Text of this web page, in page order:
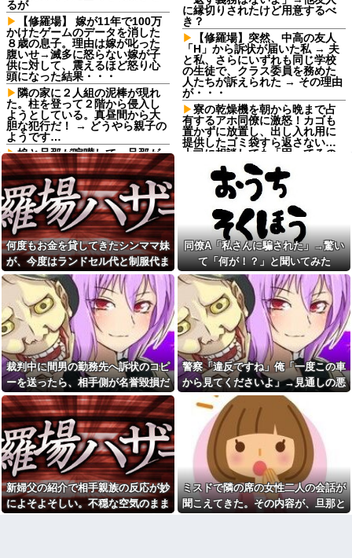
るが
【修羅場】 嫁が11年で100万
かけたゲームのデータを消した
８歳の息子。理由は嫁が叱った
腹いせ→滅多に怒らない嫁が子
供に対して、震えるほど怒り心
頭になった結果・・・
隣の家に２人組の泥棒が現れ
た。柱を登って２階から侵入し
ようとしている。真昼間から大
胆な犯行だ！ → どうやら親子の
ようです…
娘と旦那が喧嘩して、旦那が
「だからお前は嫌われるんだ
よ！」と言い放ってしまっ
て・・・
俺「高収入で持ち家なんて最
高だ！」嫁「…」→婚活で出会
った理想の相手と結婚した後、
思わぬ現実を知り…
生後6ヶ月ワンオペ中。ここし
ばらく離れるとぐずるから、自
分のご飯が作れず...
若い頃、40代の人が事件を起
こしたり、自ら命を絶ったと聞
くたびに「親世代にもなって何
してんだ」と思ってた
甲子園を観ていたトメが慶応
校を「生まれつきなんでも持っ
てて狡い、勝ち星は田舎の貧乏
人に譲れ」と罵倒した
友人宅で。私「この子どうし
たの？」友人「何度謝っても許
してくれないの…」→猫が激し
く怒り続ける理由を聞いて驚
き…
【悲報】ちいかわさん、1番嫌
われていた…
【画像】男が「ガチでどうで
もいい」女の報告ランキング、
圧倒的第１位と言えば『コレ』w
w w w w w w w w w
に縁切りされたけど用意するべ
き？
【修羅場】突然、中高の友人
「H」から訴状が届いた私 → 夫
と私、さらにいずれも同じ学校
の生徒で、クラス委員を務めた
人たちが訴えられた → その理由
が・・・
寮の乾燥機を朝から晩まで占
有するアホ同僚に激怒！カゴも
置かずに放置し、出し入れ用に
提供したゴミ袋すら返さない…
上司に相談しても「困ってるの
はお前だけだから我慢しろ」←
はぁ？！
勝って欲しいスポーツの試合
って私が見ると負けることがす
ごく多い気がしてる
父親「値上げラッシュでお味
噌汁が飲めません...」息子「本当
は味噌汁飲みたい」
「ウトの飯作りに来て」と呼
び出すメシマズトメ！出汁から
取った絶品料理を作ると帰宅し
たトメが「味がない！」と発狂
ｗｗｗ箸を置いた良ウトが言い
放った言葉とは←良ウトさんの
神対応にスカッとする
大学留年する奴の特徴
クラピカ、エンペラータイム
を長時間やりすぎて寿命が残り
少ない他
寮の乾燥機を朝から晩まで占
有するアホ同僚に激怒！カゴも
置かずに放置し、出し入れ用に
提供したゴミ袋すら返さない…
上司に相談しても「困ってるの
はお前だけだから我慢しろ」←
はぁ？！
嫁には歳が離れた9歳の弟がい
る。だがその弟は「弟ではなか
った」・・・
何度もお金を貸してきたシンママ妹
が、今度はランドセル代と制服代ま
で要求してきた。その裏事情を知っ
て頭を抱えることに…
同僚A「私さんに騙された」→驚い
て「何が！？」と聞いてみた
裁判中に間男の勤務先へ訴状のコピ
ーを送ったら、相手側が名誉毀損だ
と猛反発。裁判官までロを挟む事態
になって…
警察「違反ですね」俺「一度この車
から見てくださいよ」→見通しの悪
い交差点で揉めた結果、まさかの展
開に…
新婦父の紹介で相手親族の反応が妙
によそよそしい。不穏な空気のまま
ミスドで隣の席の女性二人の会話が
聞こえてきた。その内容が、旦那と